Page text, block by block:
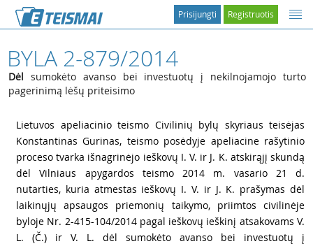
Registruotis
Prisijungti
BYLA 2-879/2014
Dėl sumokėto avanso bei investuotų į nekilnojamojo turto
pagerinimą lėšų priteisimo
Lietuvos apeliacinio teismo Civilinių bylų skyriaus teisėjas
Konstantinas Gurinas, teismo posėdyje apeliacine rašytinio
proceso tvarka išnagrinėjo ieškovų I. V. ir J. K. atskirąjį skundą
dėl Vilniaus apygardos teismo 2014 m. vasario 21 d.
nutarties, kuria atmestas ieškovų I. V. ir J. K. prašymas dėl
laikinųjų apsaugos priemonių taikymo, priimtos civilinėje
byloje Nr. 2-415-104/2014 pagal ieškovų ieškinį atsakovams V.
L. (Č.) ir V. L. dėl sumokėto avanso bei investuotų į